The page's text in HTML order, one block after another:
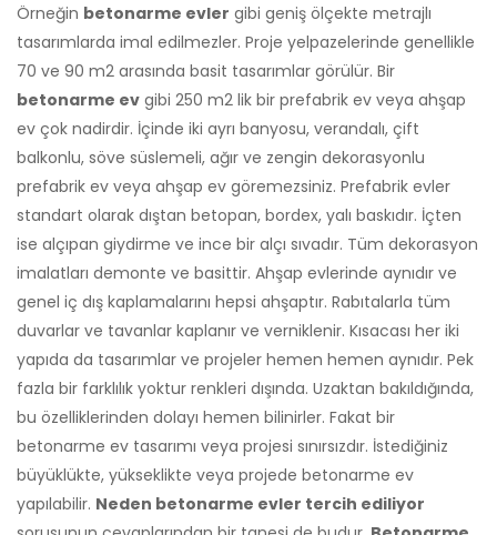
Örneğin betonarme evler gibi geniş ölçekte metrajlı
tasarımlarda imal edilmezler. Proje yelpazelerinde genellikle
70 ve 90 m2 arasında basit tasarımlar görülür. Bir
betonarme ev gibi 250 m2 lik bir prefabrik ev veya ahşap
ev çok nadirdir. İçinde iki ayrı banyosu, verandalı, çift
balkonlu, söve süslemeli, ağır ve zengin dekorasyonlu
prefabrik ev veya ahşap ev göremezsiniz. Prefabrik evler
standart olarak dıştan betopan, bordex, yalı baskıdır. İçten
ise alçıpan giydirme ve ince bir alçı sıvadır. Tüm dekorasyon
imalatları demonte ve basittir. Ahşap evlerinde aynıdır ve
genel iç dış kaplamalarını hepsi ahşaptır. Rabıtalarla tüm
duvarlar ve tavanlar kaplanır ve verniklenir. Kısacası her iki
yapıda da tasarımlar ve projeler hemen hemen aynıdır. Pek
fazla bir farklılık yoktur renkleri dışında. Uzaktan bakıldığında,
bu özelliklerinden dolayı hemen bilinirler. Fakat bir
betonarme ev tasarımı veya projesi sınırsızdır. İstediğiniz
büyüklükte, yükseklikte veya projede betonarme ev
yapılabilir. Neden betonarme evler tercih ediliyor